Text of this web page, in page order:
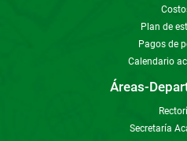
Plan de
Pagos de
Calendario
Áreas-
Secretaría